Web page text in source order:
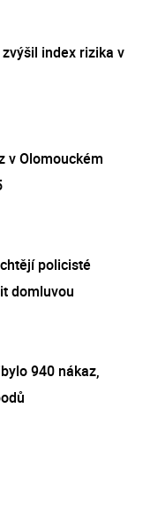
index rizika v
v Olomouckém
policisté
domluvou
940 nákaz,